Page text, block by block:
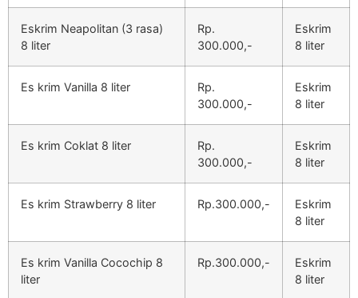
Eskrim Neapolitan (3 rasa)
8 liter
Rp.
300.000,-
Eskrim
8 liter
Es krim Vanilla 8 liter
Rp.
300.000,-
Eskrim
8 liter
Es krim Coklat 8 liter
Rp.
300.000,-
Eskrim
8 liter
Es krim Strawberry 8 liter Rp.300.000,-
Eskrim
8 liter
Es krim Vanilla Cocochip 8
liter
Rp.300.000,-
Eskrim
8 liter